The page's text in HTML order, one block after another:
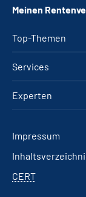
Top-Themen
Services
Experten
Meinen
Impressum
CERT